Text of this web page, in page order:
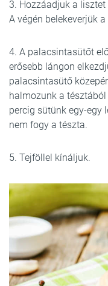
3. Hozzáadjuk a
A végén belekeverjük
4. A palacsintasütőt
erősebb lángon
palacsintasütő
halmozunk a
percig sütünk egy-egy
nem fogy a tészta.
5. Tejföllel kínáljuk.